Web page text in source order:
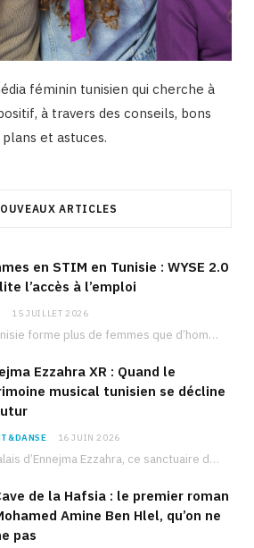
féminin tunisien qui cherche à
à travers des conseils, bons
plans et astuces.
ARTICLES
en STIM en Tunisie : WYSE 2.0
l’accès à l’emploi
15 JUILLET 2026
La Tunisie forme plus de femmes que d’hommes dans les filières scientifiques. Pourtant, pour beaucoup…
Ezzahra XR : Quand le
musical tunisien se décline
16 JUIN 2026
Le palais d’Ennejma Ezzahra, ce sanctuaire de la musique tunisienne et méditerranéenne construit par le…
de la Hafsia : le premier roman
Amine Ben Hlel, qu’on ne
pas